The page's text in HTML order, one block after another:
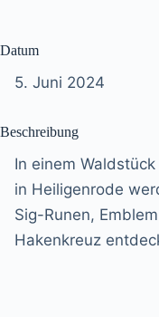
Datum
5. Juni 2024
Beschreibung
In einem
in Heiligenrode
Sig-Runen,
Hakenkreuz